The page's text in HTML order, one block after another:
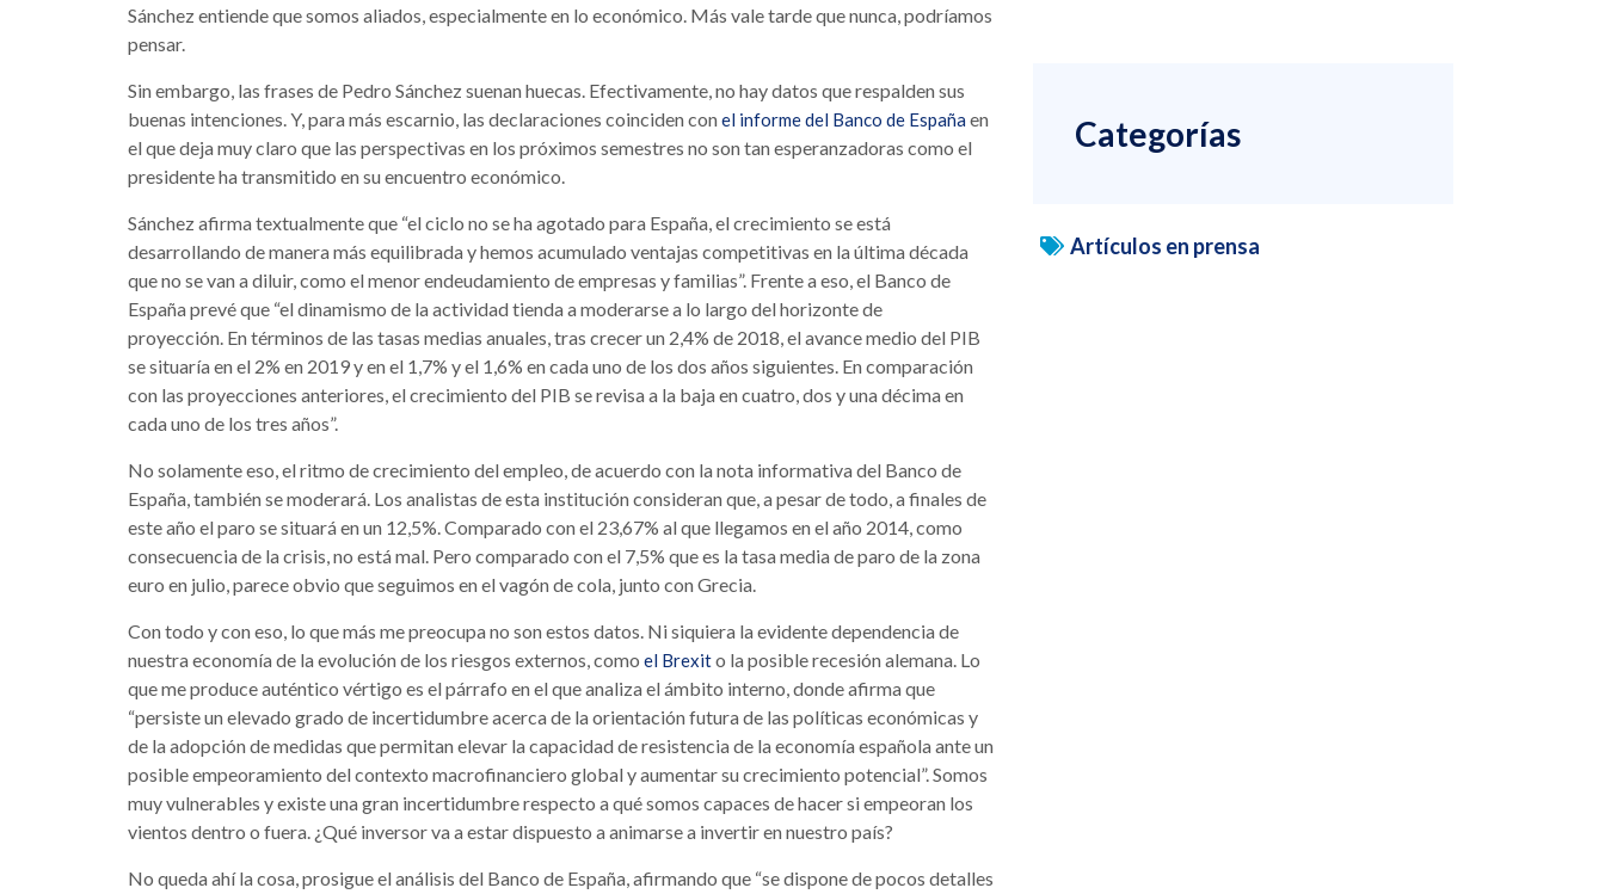
Sánchez entiende que somos aliados, especialmente en lo económico. Más vale tarde que nunca, podríamos
pensar.
Sin embargo, las frases de Pedro Sánchez suenan huecas. Efectivamente, no hay datos que respalden sus
buenas intenciones. Y, para más escarnio, las declaraciones coinciden conel informe del Banco de España en
el que deja muy claro que las perspectivas en los próximos semestres no son tan esperanzadoras como el
presidente ha transmitido en su encuentro económico.
Sánchez afirma textualmente que “el ciclo no se ha agotado para España, el crecimiento se está
desarrollando de manera más equilibrada y hemos acumulado ventajas competitivas en la última década
que no se van a diluir, como el menor endeudamiento de empresas y familias”. Frente a eso, el Banco de
España prevé que “el dinamismo de la actividad tienda a moderarse a lo largo del horizonte de
proyección. En términos de las tasas medias anuales, tras crecer un 2,4% de 2018, el avance medio del PIB
se situaría en el 2% en 2019 y en el 1,7% y el 1,6% en cada uno de los dos años siguientes. En comparación
con las proyecciones anteriores, el crecimiento del PIB se revisa a la baja en cuatro, dos y una décima en
cada uno de los tres años”.
No solamente eso, el ritmo de crecimiento del empleo, de acuerdo con la nota informativa del Banco de
España, también se moderará. Los analistas de esta institución consideran que, a pesar de todo, a finales de
este año el paro se situará en un 12,5%. Comparado con el 23,67% al que llegamos en el año 2014, como
consecuencia de la crisis, no está mal. Pero comparado con el 7,5% que es la tasa media de paro de la zona
euro en julio, parece obvio que seguimos en el vagón de cola, junto con Grecia.
Con todo y con eso, lo que más me preocupa no son estos datos. Ni siquiera la evidente dependencia de
nuestra economía de la evolución de los riesgos externos, como el Brexito la posible recesión alemana. Lo
que me produce auténtico vértigo es el párrafo en el que analiza el ámbito interno, donde afirma que
“persiste un elevado grado de incertidumbre acerca de la orientación futura de las políticas económicas y
de la adopción de medidas que permitan elevar la capacidad de resistencia de la economía española ante un
posible empeoramiento del contexto macrofinanciero global y aumentar su crecimiento potencial”. Somos
muy vulnerables y existe una gran incertidumbre respecto a qué somos capaces de hacer si empeoran los
vientos dentro o fuera. ¿Qué inversor va a estar dispuesto a animarse a invertir en nuestro país?
No queda ahí la cosa, prosigue el análisis del Banco de España, afirmando que “se dispone de pocos detalles
Categorías
Artículos en prensa